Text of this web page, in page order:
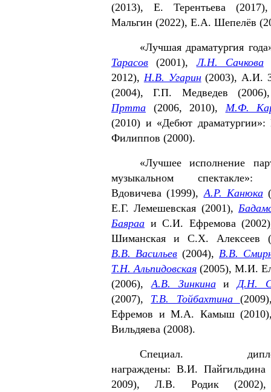
(2013), Е. Терентьева
Мальгин (2022), Е.А. Шепелёв
«Лучшая драматургия
Тара­сов (2001),Л.Н. Сачкова
2012), Н.В. Угарин(2003), А.И.
(2004), Г.П. Медведев
Пртта (2006, 2010), М.Ф.
(2010) и «Дебют
Филиппов (2000).
«Лучшее исполнение
музыкальном
Вдовичева (1999), А.Р. Канюка
Е.Г. Лемешевская (2001),
Баяраа и С.И. Ефремова
Шиман­ская и С.Х. Алексеев
В.В. Васильев (2004), В.В.
Т.Н. Альпидовская (2005), М.И.
(2006), А.В. Зинкинаи Д.Н.
(2007), Т.В. Тойбахтина
Ефремов и М.А. Камыш
Вильдяева (2008).
Специал.
награждены: В.И. Пайгильдина
2009), Л.В. Родик